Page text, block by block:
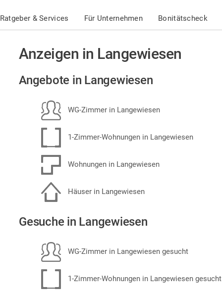
Ratgeber & Services Für Unternehmen Bonitätscheck
Anzeigen in Langewiesen
Angebote in Langewiesen
WG-Zimmer in Langewiesen
1-Zimmer-Wohnungen in Langewiesen
Wohnungen in Langewiesen
Häuser in Langewiesen
Gesuche in Langewiesen
WG-Zimmer in Langewiesen gesucht
1-Zimmer-Wohnungen in Langewiesen gesucht